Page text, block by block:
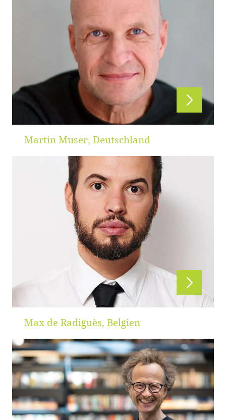
Martin Muser, Deutschland
Max de Radiguès, Belgien